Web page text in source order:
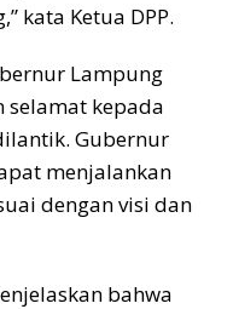
kata Ketua DPP.
Lampung
kepada
Gubernur
menjalankan
dengan visi dan
bahwa